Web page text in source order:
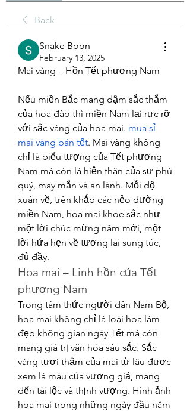
Back
Snake Boon
February 13, 2025
Mai vàng – Hồn Tết phương Nam
Nếu miền Bắc mang đậm sắc thắm
của hoa đào thì miền Nam lại rực rỡ
với sắc vàng của hoa mai. mua sỉ
mai vàng bán tết. Mai vàng không
chỉ là biểu tượng của Tết phương
Nam mà còn là hiện thân của sự phú
quý, may mắn và an lành. Mỗi độ
xuân về, trên khắp các nẻo đường
miền Nam, hoa mai khoe sắc như
một lời chúc mừng năm mới, một
lời hứa hẹn về tương lai sung túc,
đủ đầy.
Hoa mai – Linh hồn của Tết
phương Nam
Trong tâm thức người dân Nam Bộ,
hoa mai không chỉ là loài hoa làm
đẹp không gian ngày Tết mà còn
mang giá trị văn hóa sâu sắc. Sắc
vàng tươi thắm của mai từ lâu được
xem là màu của vương giả, mang
đến tài lộc và thịnh vượng. Hình ảnh
hoa mai trong những ngày đầu năm